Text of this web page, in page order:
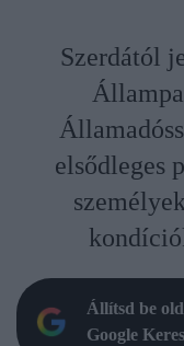
Szerdától
elsődleges
Állítsd be
Google